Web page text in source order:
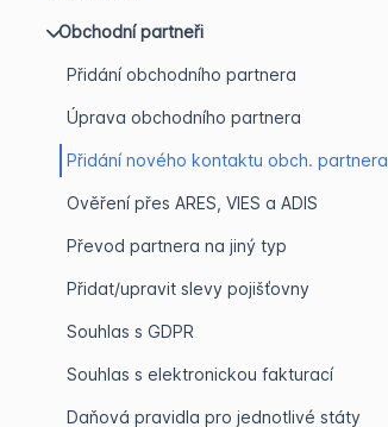
Obchodní partneři
Přidání obchodního partnera
Úprava obchodního partnera
Přidání nového kontaktu obch. partnera
Ověření přes ARES, VIES a ADIS
Převod partnera na jiný typ
Přidat/upravit slevy pojišťovny
Souhlas s GDPR
Souhlas s elektronickou fakturací
Daňová pravidla pro jednotlivé státy